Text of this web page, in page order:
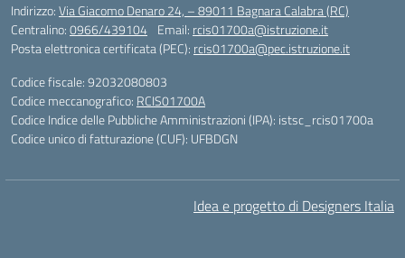
Indirizzo:Via Giacomo Denaro 24, – 89011 Bagnara Calabra (RC)
Centralino:0966/439104 Email: rcis01700a@istruzione.it
Posta elettronica certificata (PEC): rcis01700a@pec.istruzione.it
Codice fiscale: 92032080803
Codice meccanografico: RCIS01700A
Codice Indice delle Pubbliche Amministrazioni (IPA): istsc_rcis01700a
Codice unico di fatturazione (CUF): UFBDGN
Idea e progetto di Designers Italia